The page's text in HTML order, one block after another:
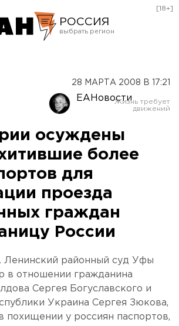
РОССИЯ
Оренбург
[18+]
28 МАРТА 2008 В 17:21
ЕАНовости
осуждены
более
для
проезда
граждан
России
Ленинский районный суд Уфы
в отношении гражданина
Сергея Богуславского и
Украина Сергея Зюкова,
похищении у россиян паспортов,